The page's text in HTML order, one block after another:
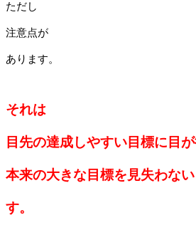
ただし
注意点が
あります。
それは
目先の達成しやすい目標に目
本来の大きな目標を見失わな
す。